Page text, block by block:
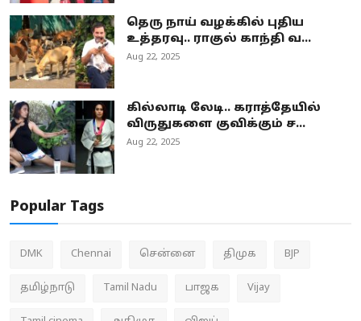
தெரு நாய் வழக்கில் புதிய
உத்தரவு.. ராகுல் காந்தி வ...
Aug 22, 2025
கில்லாடி லேடி.. கராத்தேயில்
விருதுகளை குவிக்கும் ச...
Aug 22, 2025
Popular Tags
DMK Chennai சென்னை திமுக BJP
தமிழ்நாடு Tamil Nadu பாஜக Vijay